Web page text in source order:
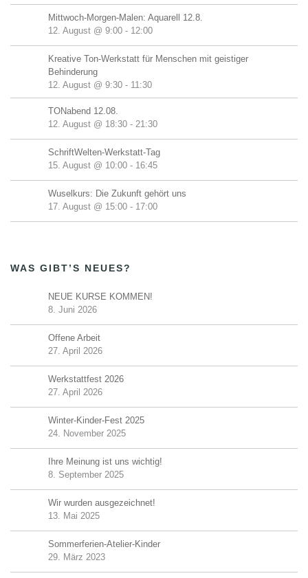
Mittwoch-Morgen-Malen: Aquarell 12.8.
12. August @ 9:00 - 12:00
Kreative Ton-Werkstatt für Menschen mit geistiger
Behinderung
12. August @ 9:30 - 11:30
TONabend 12.08.
12. August @ 18:30 - 21:30
SchriftWelten-Werkstatt-Tag
15. August @ 10:00 - 16:45
Wuselkurs: Die Zukunft gehört uns
17. August @ 15:00 - 17:00
WAS GIBT’S NEUES?
NEUE KURSE KOMMEN!
8. Juni 2026
Offene Arbeit
27. April 2026
Werkstattfest 2026
27. April 2026
Winter-Kinder-Fest 2025
24. November 2025
Ihre Meinung ist uns wichtig!
8. September 2025
Wir wurden ausgezeichnet!
13. Mai 2025
Sommerferien-Atelier-Kinder
29. März 2023